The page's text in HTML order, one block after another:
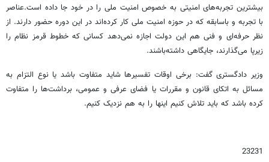
بیشترین تجربه‌های امنیتی به خصوص امنیت ملی را در خود جا داده است.عناصر
با تجربه و باسابقه که در حوزه امنیت ملی کار کرده‌اند در این دوره حضور دارند. از
نظر حرفه‌ای و فنی هم این دولت اجازه نمی‌دهد کسانی که خطوط قرمز نظام را
زیرپا می‌گذارند، جایگاهی داشته‌باشند.
وزیر دادگستری گفت: برخی اوقات تفسیرها شاید متفاوت باشد یا نوع التزام به
مسائل به اتکای قانون و مقررات یا فضای عرفی و عمومی، برداشت‌ها را متفاوت
کرده باشد که باید تلاش کنیم اینها را به هم نزدیک کنیم.
23231